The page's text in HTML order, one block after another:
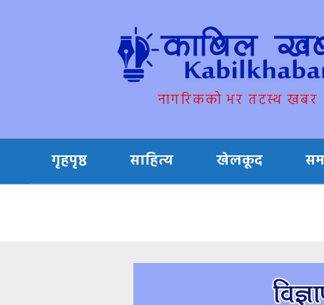
नागरिकको भर तटस्थ खबर
गृहपृष्ठ साहित्य खेलकूद